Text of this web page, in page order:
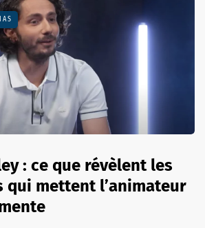
: ce que révèlent les
qui mettent l’animateur